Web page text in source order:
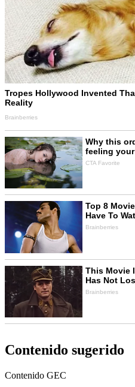
Contenido sugerido
Contenido GEC